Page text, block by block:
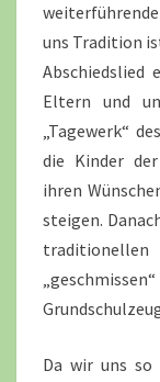
uns Tradition
Abschiedslied
Eltern und
„Tagewerk“
die Kinder
ihren
steigen.
traditionellen
Da wir uns so